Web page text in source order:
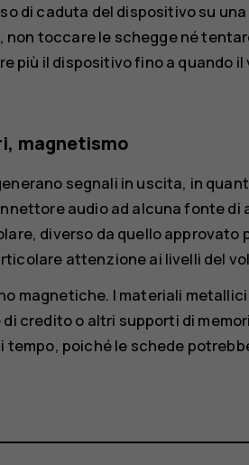
di caduta del dispositivo su
non toccare le schegge né
più il dispositivo fino a quando
magnetismo
segnali in uscita, in
audio ad alcuna fonte di
diverso da quello approvato
attenzione ai livelli del
magnetiche. I materiali
credito o altri supporti di
tempo, poiché le schede